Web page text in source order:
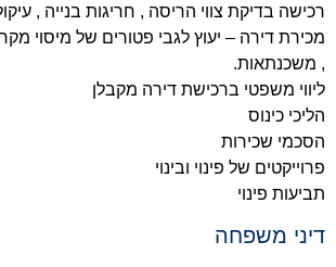
רכישה בדיקת צווי הריסה , חריגות בנייה ,
מכירת דירה – יעוץ לגבי פטורים של מיסוי
, משכנתאות.
ליווי משפטי ברכישת דירה מקבלן
הליכי כינוס
הסכמי שכירות
פרוייקטים של פינוי ובינוי
תביעות פינוי
דיני משפחה